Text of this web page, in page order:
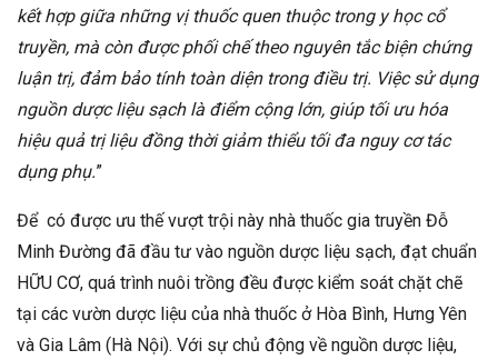
kết hợp giữa những vị thuốc quen thuộc trong y học cổ
truyền, mà còn được phối chế theo nguyên tắc biện chứng
luận trị, đảm bảo tính toàn diện trong điều trị. Việc sử dụng
nguồn dược liệu sạch là điểm cộng lớn, giúp tối ưu hóa
hiệu quả trị liệu đồng thời giảm thiểu tối đa nguy cơ tác
dụng phụ.”
Để có được ưu thế vượt trội này nhà thuốc gia truyền Đỗ
Minh Đường đã đầu tư vào nguồn dược liệu sạch, đạt chuẩn
HỮU CƠ, quá trình nuôi trồng đều được kiểm soát chặt chẽ
tại các vườn dược liệu của nhà thuốc ở Hòa Bình, Hưng Yên
và Gia Lâm (Hà Nội). Với sự chủ động về nguồn dược liệu,